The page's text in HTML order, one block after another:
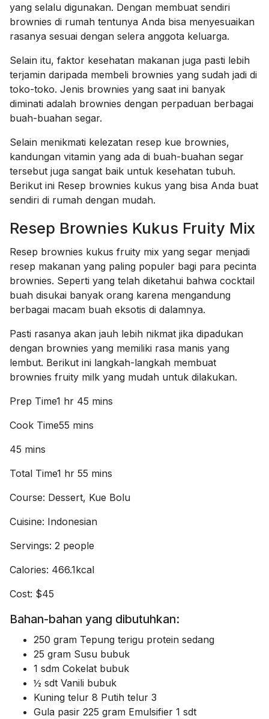
yang selalu digunakan. Dengan membuat sendiri
brownies di rumah tentunya Anda bisa menyesuaikan
rasanya sesuai dengan selera anggota keluarga.
Selain itu, faktor kesehatan makanan juga pasti lebih
terjamin daripada membeli brownies yang sudah jadi di
toko-toko. Jenis brownies yang saat ini banyak
diminati adalah brownies dengan perpaduan berbagai
buah-buahan segar.
Selain menikmati kelezatan resep kue brownies,
kandungan vitamin yang ada di buah-buahan segar
tersebut juga sangat baik untuk kesehatan tubuh.
Berikut ini Resep brownies kukus yang bisa Anda buat
sendiri di rumah dengan mudah.
Resep Brownies Kukus Fruity Mix
Resep brownies kukus fruity mix yang segar menjadi
resep makanan yang paling populer bagi para pecinta
brownies. Seperti yang telah diketahui bahwa cocktail
buah disukai banyak orang karena mengandung
berbagai macam buah eksotis di dalamnya.
Pasti rasanya akan jauh lebih nikmat jika dipadukan
dengan brownies yang memiliki rasa manis yang
lembut. Berikut ini langkah-langkah membuat
brownies fruity milk yang mudah untuk dilakukan.
Prep Time1 hr 45 mins
Cook Time55 mins
45 mins
Total Time1 hr 55 mins
Course: Dessert, Kue Bolu
Cuisine: Indonesian
Servings: 2 people
Calories: 466.1kcal
Cost: $45
Bahan-bahan yang dibutuhkan:
250 gram Tepung terigu protein sedang
25 gram Susu bubuk
1 sdm Cokelat bubuk
½ sdt Vanili bubuk
Kuning telur 8 Putih telur 3
Gula pasir 225 gram Emulsifier 1 sdt